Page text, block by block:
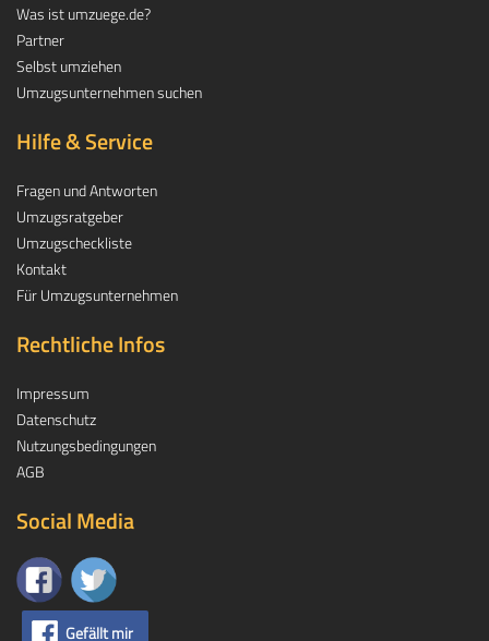
Was ist umzuege.de?
Partner
Selbst umziehen
Umzugsunternehmen suchen
Hilfe & Service
Fragen und Antworten
Umzugsratgeber
Umzugscheckliste
Kontakt
Für Umzugsunternehmen
Rechtliche Infos
Impressum
Datenschutz
Nutzungsbedingungen
AGB
Social Media
Gefällt mir